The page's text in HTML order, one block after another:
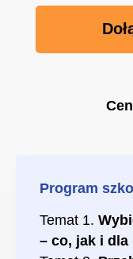
Program
Temat 1.
– co, jak i dla